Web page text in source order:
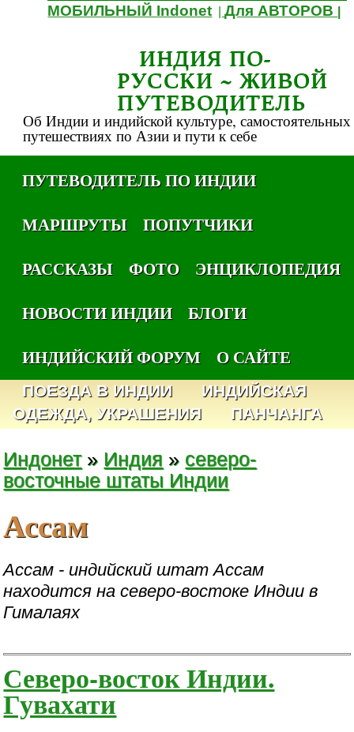
МОБИЛЬНЫЙ Indonet |Для АВТОРОВ
ИНДИЯ ПО-
РУССКИ ~ ЖИВОЙ
ПУТЕВОДИТЕЛЬ
Об Индии и индийской культуре, самостоятельных
путешествиях по Азии и пути к себе
ПУТЕВОДИТЕЛЬ ПО ИНДИИ
МАРШРУТЫ
ПОПУТЧИКИ
РАССКАЗЫ
ФОТО
ЭНЦИКЛОПЕДИЯ
НОВОСТИ ИНДИИ
БЛОГИ
ИНДИЙСКИЙ ФОРУМ
О САЙТЕ
ПОЕЗДА В ИНДИИ
ИНДИЙСКАЯ
ОДЕЖДА, УКРАШЕНИЯ
ПАНЧАНГА
Индонет» Индия » северо-
восточные штаты Индии
Ассам
Ассам - индийский штат Ассам
находится на северо-востоке Индии в
Гималаях
Северо-восток Индии.
Гувахати